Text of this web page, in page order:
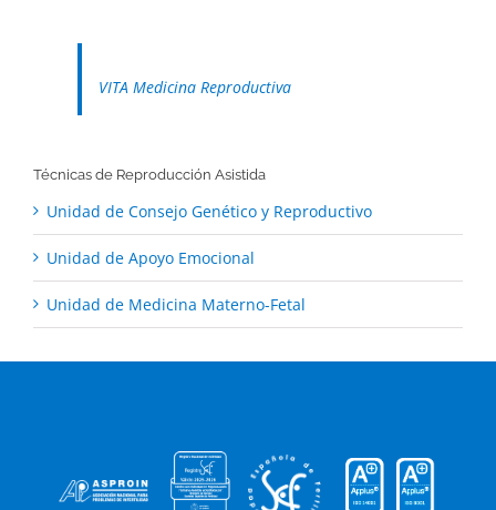
VITA Medicina Reproductiva
Técnicas de Reproducción Asistida
Unidad de Consejo Genético y Reproductivo
Unidad de Apoyo Emocional
Unidad de Medicina Materno-Fetal